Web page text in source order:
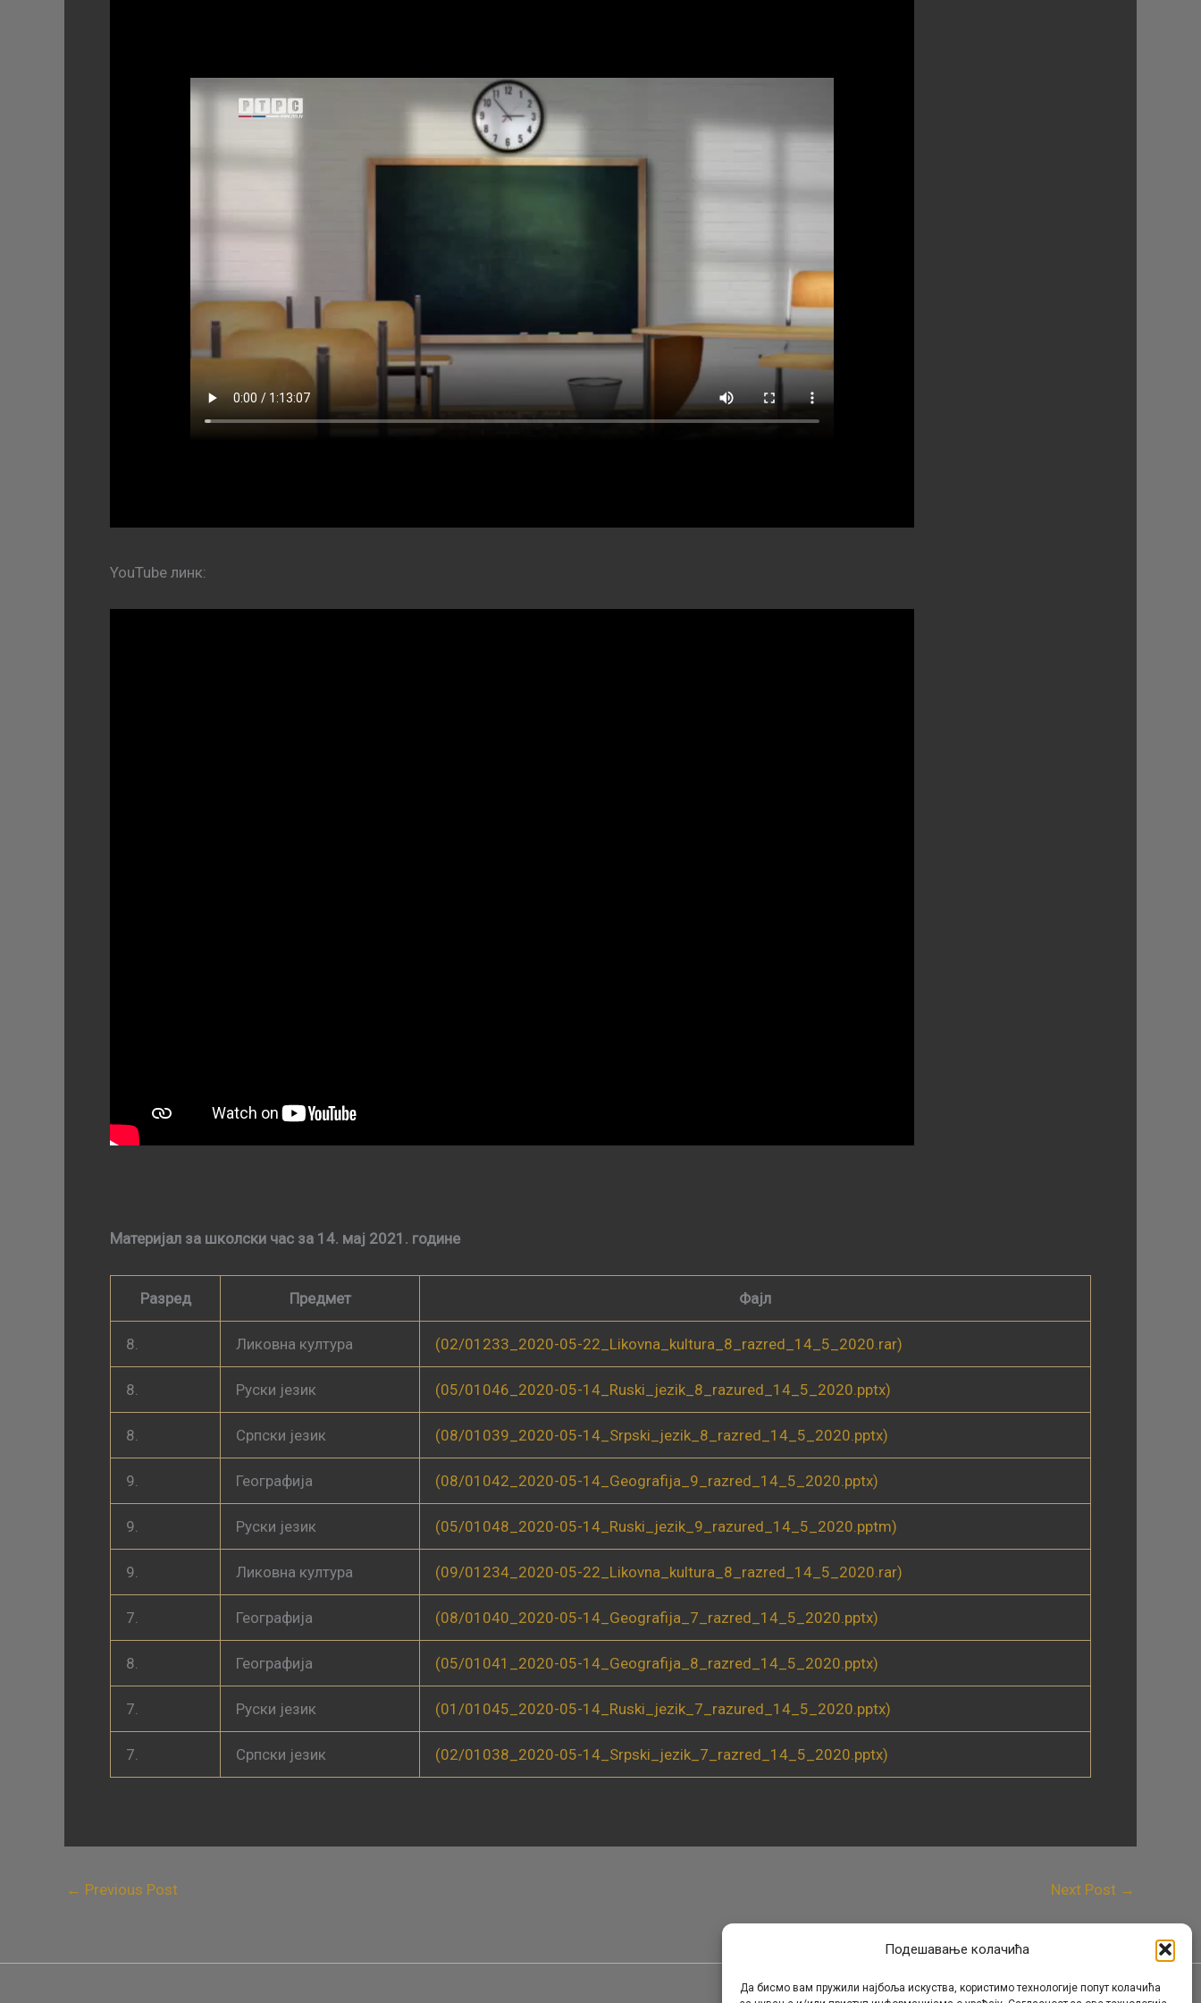
Подешавање колачића
Да бисмо вам пружили најбоља искуства, користимо технологије попут колачића
YouTube линк:
Материјал за школски час за 14. мај 2021. године
Разред Предмет Фајл
8. Ликовна култура (02/01233_2020-05-22_Likovna_kultura_8_razred_14_5_2020.rar)
8. Руски језик (05/01046_2020-05-14_Ruski_jezik_8_razured_14_5_2020.pptx)
8. Српски језик (08/01039_2020-05-14_Srpski_jezik_8_razred_14_5_2020.pptx)
9. Географија (08/01042_2020-05-14_Geografija_9_razred_14_5_2020.pptx)
9. Руски језик (05/01048_2020-05-14_Ruski_jezik_9_razured_14_5_2020.pptm)
9. Ликовна култура (09/01234_2020-05-22_Likovna_kultura_8_razred_14_5_2020.rar)
7. Географија (08/01040_2020-05-14_Geografija_7_razred_14_5_2020.pptx)
8. Географија (05/01041_2020-05-14_Geografija_8_razred_14_5_2020.pptx)
7. Руски језик (01/01045_2020-05-14_Ruski_jezik_7_razured_14_5_2020.pptx)
7. Српски језик (02/01038_2020-05-14_Srpski_jezik_7_razred_14_5_2020.pptx)
← Previous Post Next Post →